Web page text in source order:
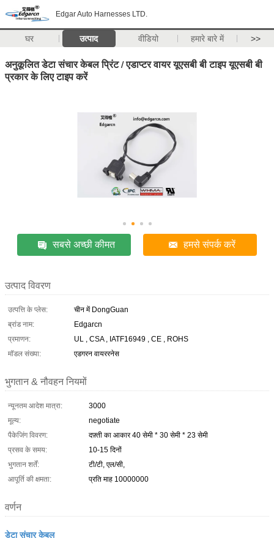
Edgar Auto Harnesses LTD.
घर उत्पाद वीडियो हमारे बारे में >>
अनुकूलित डेटा संचार केबल प्रिंट / एडाप्टर वायर यूएसबी बी टाइप यूएसबी बी
प्रकार के लिए टाइप करें
सबसे अच्छी कीमत हमसे संपर्क करें
उत्पाद विवरण
उत्पत्ति के प्लेस:
चीन में DongGuan
ब्रांड नाम:
Edgarcn
प्रमाणन:
UL , CSA , IATF16949 , CE , ROHS
मॉडल संख्या:
एडगरन वायररनेस
भुगतान & नौवहन नियमों
न्यूनतम आदेश मात्रा:
3000
मूल्य:
negotiate
पैकेजिंग विवरण:
दफ़्ती का आकार 40 सेमी * 30 सेमी * 23 सेमी
प्रसव के समय:
10-15 दिनों
भुगतान शर्तें:
टी/टी, एल/सी,
आपूर्ति की क्षमता:
प्रति माह 10000000
वर्णन
डेटा संचार केबल